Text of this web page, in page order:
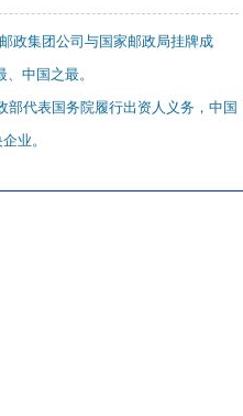
政集团公司与国家邮政局挂牌成
中国之最。
代表国务院履行出资人义务，中国
业。